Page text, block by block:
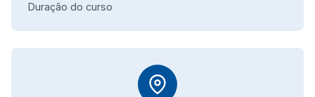
Duração do curso